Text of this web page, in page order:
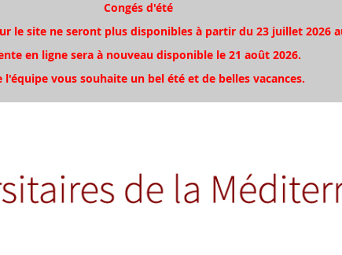
Congés d'été
le site ne seront plus disponibles à partir du 23 juillet 2026
en ligne sera à nouveau disponible le 21 août 2026.
l'équipe vous souhaite un bel été et de belles vacances.